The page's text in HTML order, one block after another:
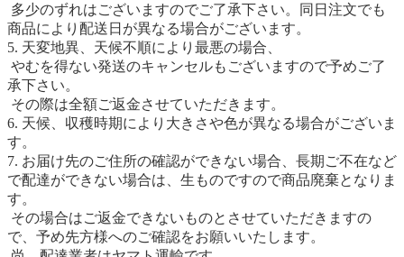
多少のずれはございますのでご了承下さい。同日注文でも
商品により配送日が異なる場合がございます。
5. 天変地異、天候不順により最悪の場合、
やむを得ない発送のキャンセルもございますので予めご了
承下さい。
その際は全額ご返金させていただきます。
6. 天候、収穫時期により大きさや色が異なる場合がございま
す。
7. お届け先のご住所の確認ができない場合、長期ご不在など
で配達ができない場合は、生ものですので商品廃棄となりま
す。
その場合はご返金できないものとさせていただきますの
で、予め先方様へのご確認をお願いいたします。